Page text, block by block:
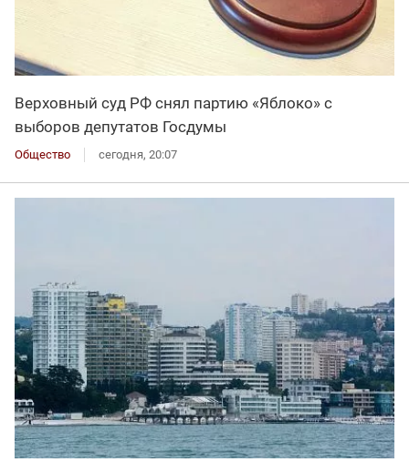
Верховный суд РФ снял партию «Яблоко» с
выборов депутатов Госдумы
Общество сегодня, 20:07